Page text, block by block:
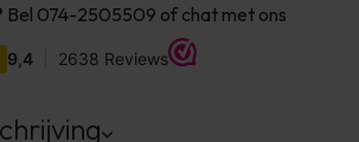
Bel 074-2505509 of chat met ons